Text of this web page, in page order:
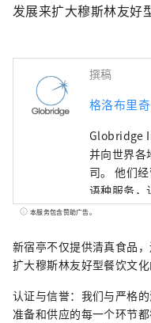
发展来扩大穆斯林友好
撰稿
格洛布里
Globridge
并向世界各
司。 他们
语种服务，
蟹、和牛等
日游客的美
分享“美食
本服务包含赞助广告。
新宿亭不仅提供清真食品
扩大穆斯林友好型餐饮文化
认证与信誉：我们与严格
准备和供应的每一个环节